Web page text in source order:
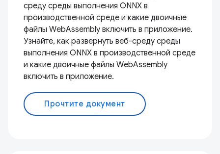
среду среды выполнения ONNX в
производственной среде и какие двоичные
файлы WebAssembly включить в приложение.
Узнайте, как развернуть веб-среду среды
выполнения ONNX в производственной среде
и какие двоичные файлы WebAssembly
включить в приложение.
Прочтите документ